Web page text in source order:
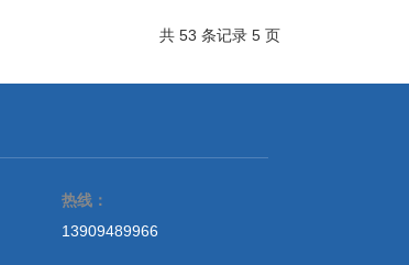
共 53 条记录 5 页
热线：
13909489966